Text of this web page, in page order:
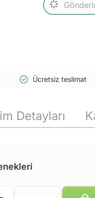
Ücretsiz teslimat
Detayları